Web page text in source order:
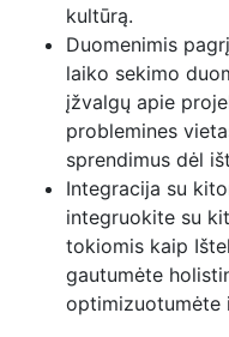
kultūrą.
Duomenimis
laiko sekimo
įžvalgų apie
problemines
sprendimus dėl
Integracija su
integruokite su
tokiomis kaip
gautumėte
optimizuotumėte